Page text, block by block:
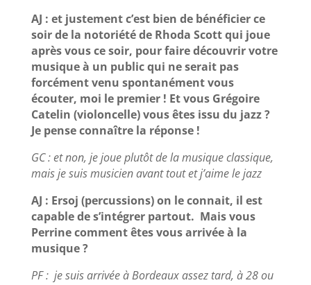
AJ : et justement c’est bien de bénéficier ce
soir de la notoriété de Rhoda Scott qui joue
après vous ce soir, pour faire découvrir votre
musique à un public qui ne serait pas
forcément venu spontanément vous
écouter, moi le premier ! Et vous Grégoire
Catelin (violoncelle) vous êtes issu du jazz ?
Je pense connaître la réponse !
GC : et non, je joue plutôt de la musique classique,
mais je suis musicien avant tout et j’aime le jazz
AJ : Ersoj (percussions) on le connait, il est
capable de s’intégrer partout. Mais vous
Perrine comment êtes vous arrivée à la
musique ?
PF : je suis arrivée à Bordeaux assez tard, à 28 ou